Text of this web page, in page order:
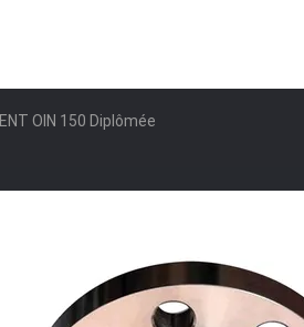
OIN 150 Diplômée